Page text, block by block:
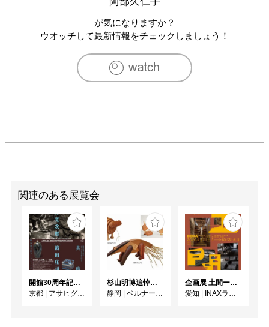
が気になりますか？
ウオッチして最新情報をチェックしましょう！
関連のある展覧会
開館30周年記念 山本爲三郎・河井寬次郎没後60年記念 「共鳴 河井寬次郎 × 濱田庄司 ー山本爲三郎コレクションより」
京都 | アサヒグループ大山崎山荘美術館
杉山明博追悼展 木とわたし―木工の妙技と美術教育
静岡 | ベルナール・ビュフェ美術館
企画展 土間ーつくって、つかって、再発見ー
愛知 | INAXライブミュージアム